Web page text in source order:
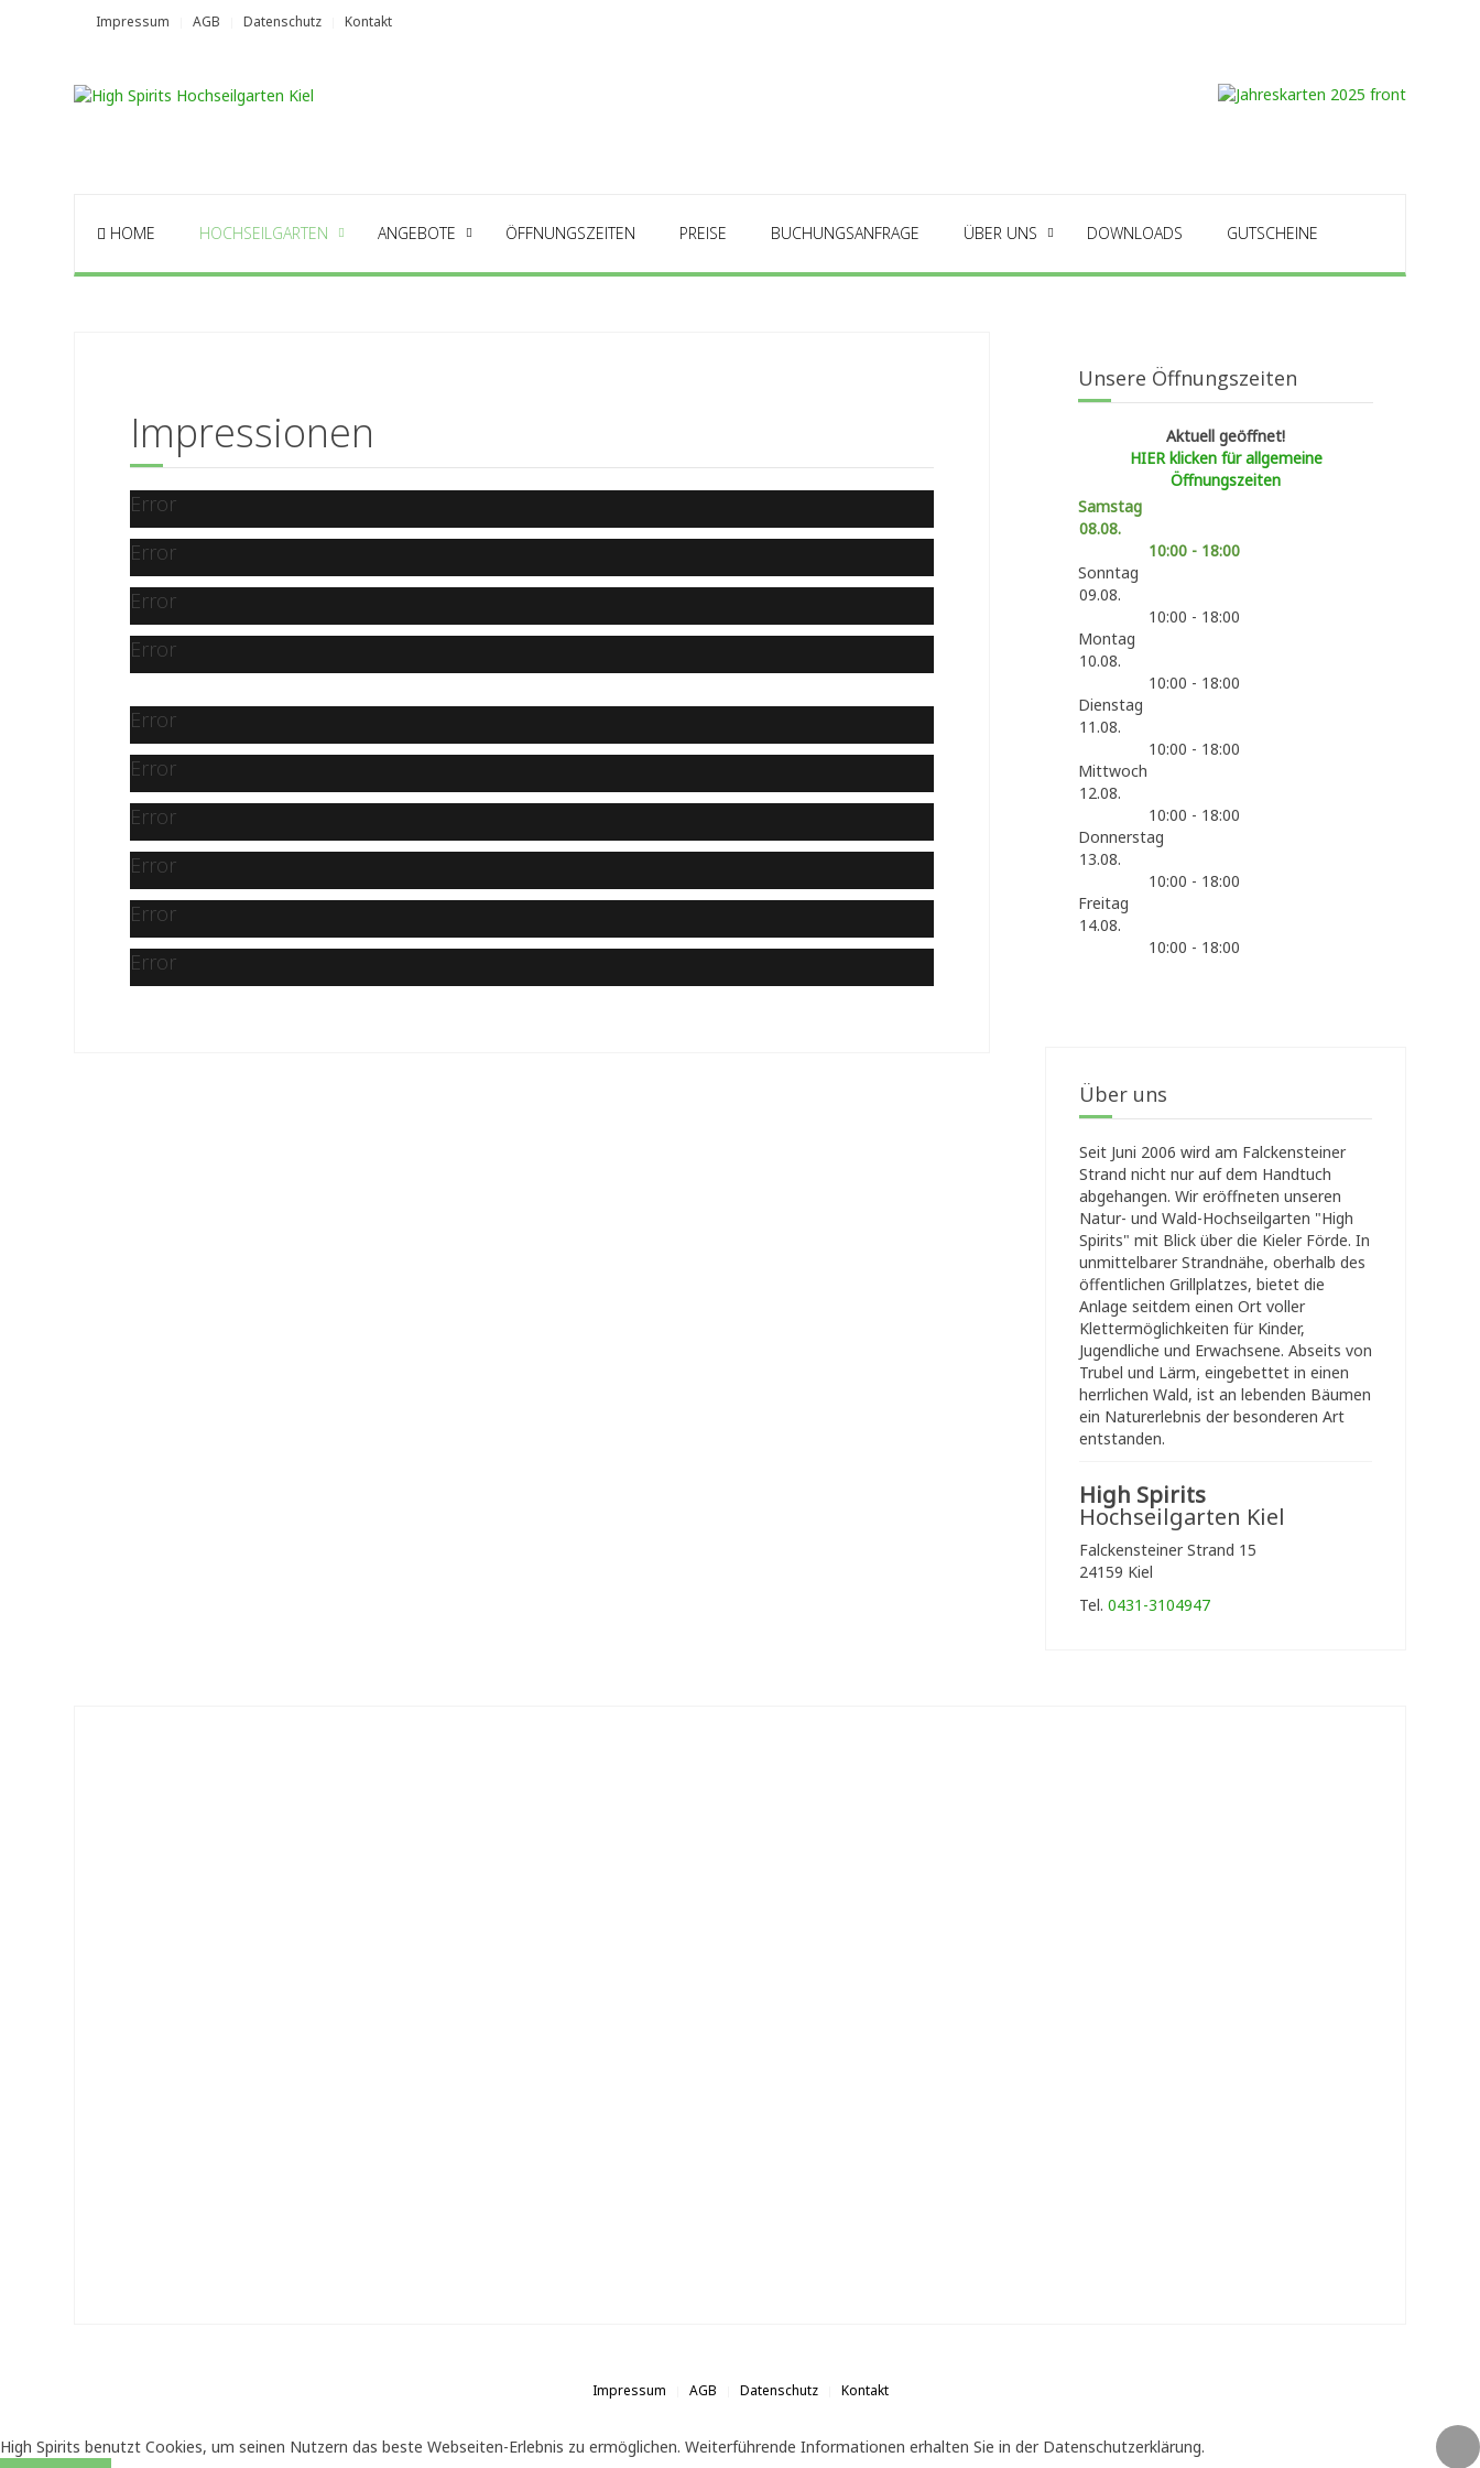
Impressum AGB Datenschutz Kontakt
HOME HOCHSEILGARTEN ANGEBOTE ÖFFNUNGSZEITEN PREISE BUCHUNGSANFRAGE ÜBER UNS DOWNLOADS GUTSCHEINE
Impressionen
Error
Error
Error
Error
Error
Error
Error
Error
Error
Error
Unsere Öffnungszeiten
Aktuell geöffnet!
HIER klicken für allgemeine
Öffnungszeiten
Samstag
08.08.
10:00 - 18:00
Sonntag
09.08.
10:00 - 18:00
Montag
10.08.
10:00 - 18:00
Dienstag
11.08.
10:00 - 18:00
Mittwoch
12.08.
10:00 - 18:00
Donnerstag
13.08.
10:00 - 18:00
Freitag
14.08.
10:00 - 18:00
Über uns
Seit Juni 2006 wird am Falckensteiner
Strand nicht nur auf dem Handtuch
abgehangen. Wir eröffneten unseren
Natur- und Wald-Hochseilgarten "High
Spirits" mit Blick über die Kieler Förde. In
unmittelbarer Strandnähe, oberhalb des
öffentlichen Grillplatzes, bietet die
Anlage seitdem einen Ort voller
Klettermöglichkeiten für Kinder,
Jugendliche und Erwachsene. Abseits von
Trubel und Lärm, eingebettet in einen
herrlichen Wald, ist an lebenden Bäumen
ein Naturerlebnis der besonderen Art
entstanden.
High Spirits
Hochseilgarten Kiel
Falckensteiner Strand 15
24159 Kiel
Tel. 0431-3104947
Impressum AGB Datenschutz Kontakt
High Spirits benutzt Cookies, um seinen Nutzern das beste Webseiten-Erlebnis zu ermöglichen. Weiterführende Informationen erhalten Sie in der Datenschutzerklärung.